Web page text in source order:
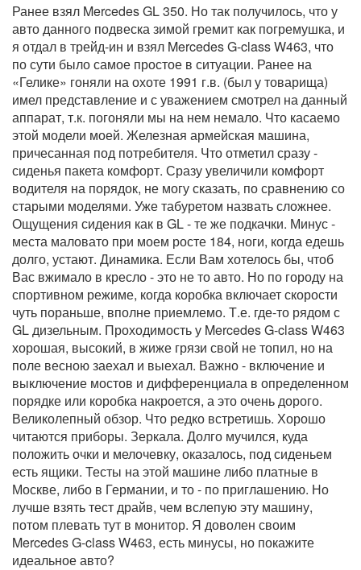
Ранее взял Mercedes GL 350. Но так получилось, что у
авто данного подвеска зимой гремит как погремушка, и
я отдал в трейд-ин и взял Mercedes G-class W463, что
по сути было самое простое в ситуации. Ранее на
«Гелике» гоняли на охоте 1991 г.в. (был у товарища)
имел представление и с уважением смотрел на данный
аппарат, т.к. погоняли мы на нем немало. Что касаемо
этой модели моей. Железная армейская машина,
причесанная под потребителя. Что отметил сразу -
сиденья пакета комфорт. Сразу увеличили комфорт
водителя на порядок, не могу сказать, по сравнению со
старыми моделями. Уже табуретом назвать сложнее.
Ощущения сидения как в GL - те же подкачки. Минус -
места маловато при моем росте 184, ноги, когда едешь
долго, устают. Динамика. Если Вам хотелось бы, чтоб
Вас вжимало в кресло - это не то авто. Но по городу на
спортивном режиме, когда коробка включает скорости
чуть пораньше, вполне приемлемо. Т.е. где-то рядом с
GL дизельным. Проходимость у Mercedes G-class W463
хорошая, высокий, в жиже грязи свой не топил, но на
поле весною заехал и выехал. Важно - включение и
выключение мостов и дифференциала в определенном
порядке или коробка накроется, а это очень дорого.
Великолепный обзор. Что редко встретишь. Хорошо
читаются приборы. Зеркала. Долго мучился, куда
положить очки и мелочевку, оказалось, под сиденьем
есть ящики. Тесты на этой машине либо платные в
Москве, либо в Германии, и то - по приглашению. Но
лучше взять тест драйв, чем вслепую эту машину,
потом плевать тут в монитор. Я доволен своим
Mercedes G-class W463, есть минусы, но покажите
идеальное авто?